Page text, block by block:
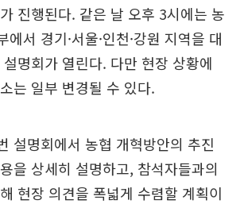
진행된다. 같은 날 오후 3시에는 농
에서 경기·서울·인천·강원 지역을 대
명회가 열린다. 다만 현장 상황에
는 일부 변경될 수 있다.
설명회에서 농협 개혁방안의 추진
을 상세히 설명하고, 참석자들과의
현장 의견을 폭넓게 수렴할 계획이